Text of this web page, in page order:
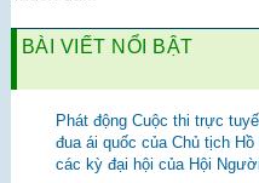
BÀI VIẾT NỔI BẬT
Phát động Cuộc thi trực
đua ái quốc của Chủ tịch
các kỳ đại hội của Hội